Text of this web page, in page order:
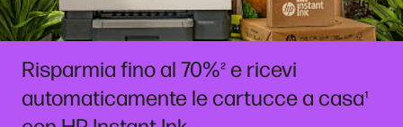
Risparmia fino al 70%² e ricevi
automaticamente le cartucce a casa¹